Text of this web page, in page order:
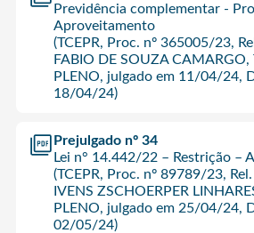
Previdência complementar -
Aproveitamento
(TCEPR, Proc. nº 365005/23,
FABIO DE SOUZA CAMARGO,
PLENO, julgado em 11/04/24,
18/04/24)
Prejulgado nº 34
Lei n° 14.442/22 – Restrição –
(TCEPR, Proc. nº 89789/23,
IVENS ZSCHOERPER
PLENO, julgado em 25/04/24,
02/05/24)